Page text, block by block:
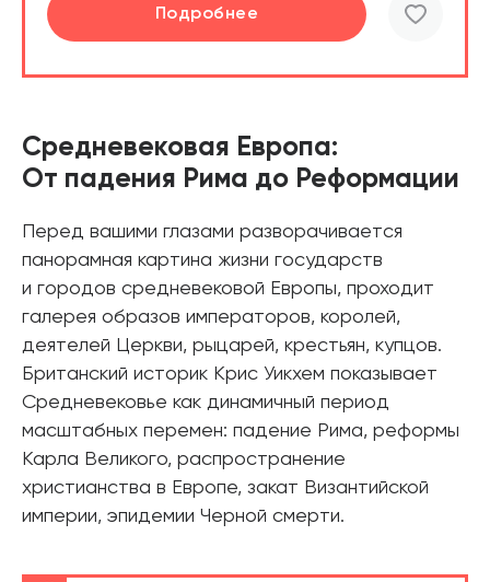
Подробнее
Средневековая Европа:
От падения Рима до Реформации
Перед вашими глазами разворачивается
панорамная картина жизни государств
и городов средневековой Европы, проходит
галерея образов императоров, королей,
деятелей Церкви, рыцарей, крестьян, купцов.
Британский историк Крис Уикхем показывает
Средневековье как динамичный период
масштабных перемен: падение Рима, реформы
Карла Великого, распространение
христианства в Европе, закат Византийской
империи, эпидемии Черной смерти.